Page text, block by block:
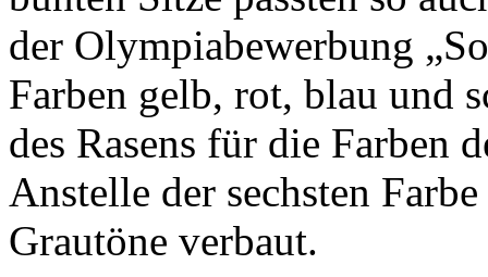
der Olympiabewerbung
Farben gelb, rot, blau und
des Rasens für die Farben
Anstelle der sechsten
Grautöne verbaut.